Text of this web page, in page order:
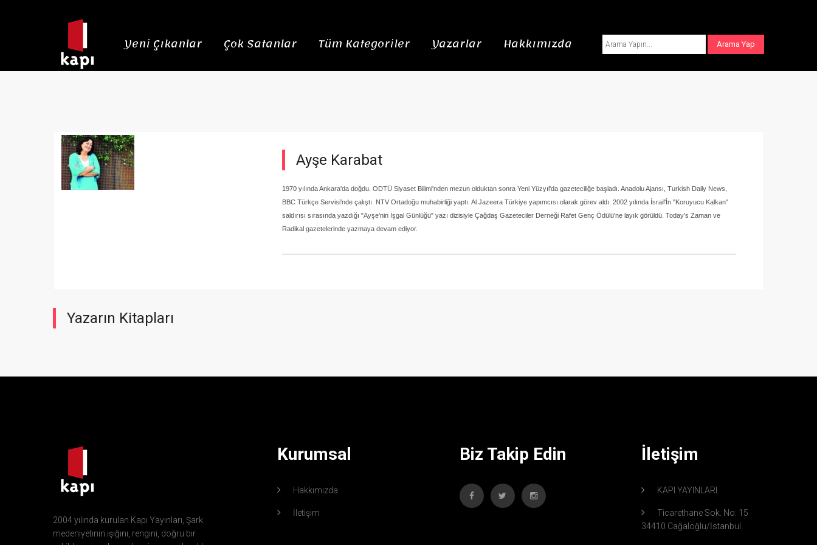
Yeni Çıkanlar Çok Satanlar Tüm Kategoriler Yazarlar Hakkımızda
Ayşe Karabat
1970 yılında Ankara'da doğdu. ODTÜ Siyaset Bilimi'nden mezun olduktan sonra Yeni Yüzyıl'da gazeteciliğe başladı. Anadolu Ajansı, Turkish Daily News,
BBC Türkçe Servisi'nde çalıştı. NTV Ortadoğu muhabirliği yaptı. Al Jazeera Türkiye yapımcısı olarak görev aldı. 2002 yılında İsrail'İn "Koruyucu Kalkan"
saldırısı sırasında yazdığı "Ayşe'nin İşgal Günlüğü" yazı dizisiyle Çağdaş Gazeteciler Derneği Rafet Genç Ödülü'ne layık görüldü. Today's Zaman ve
Radikal gazetelerinde yazmaya devam ediyor.
Yazarın Kitapları
2004 yılında kurulan Kapı Yayınları, Şark
medeniyetinin ışığını, rengini, doğru bir
Kurumsal
Hakkımızda
İletişim
Biz Takip Edin İletişim
KAPI YAYINLARI
Ticarethane Sok. No: 15
34410 Cağaloğlu/İstanbul